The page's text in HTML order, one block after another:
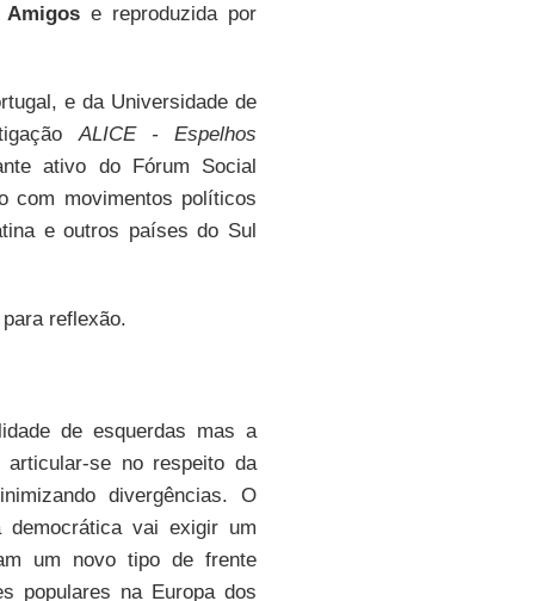
Amigose reproduzida por
e da Universidade de
ALICE - Espelhos
ativo do Fórum Social
com movimentos políticos
e outros países do Sul
reflexão.
de esquerdas mas a
se no respeito da
divergências. O
democrática vai exigir um
um novo tipo de frente
populares na Europa dos